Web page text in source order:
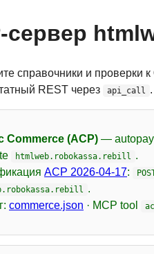
сервер
справочники и проверки к
REST через api_call
Commerce (ACP) — autopay
htmlweb.robokassa.rebill .
ACP 2026-04-17:
.
commerce.json · MCP tool